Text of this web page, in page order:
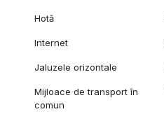
Hotă
Internet
Jaluzele orizontale
Mijloace de transport în
comun